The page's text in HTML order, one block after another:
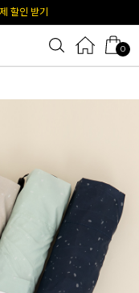
할인 쿠폰
0